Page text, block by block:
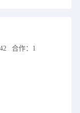
合作： 1